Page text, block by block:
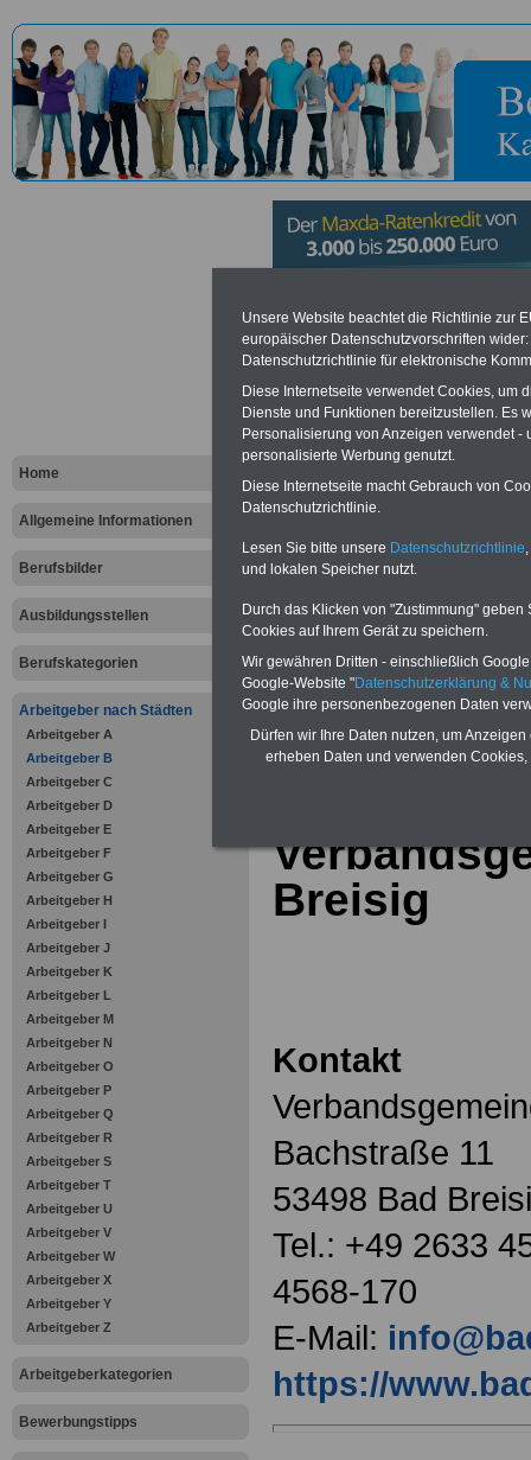
Home
Allgemeine Informationen
Berufsbilder
Ausbildungsstellen
Berufskategorien
Arbeitgeber nach Städten
Arbeitgeber A
Arbeitgeber B
Arbeitgeber C
Arbeitgeber D
Arbeitgeber E
Arbeitgeber F
Arbeitgeber G
Arbeitgeber H
Arbeitgeber I
Arbeitgeber J
Arbeitgeber K
Arbeitgeber L
Arbeitgeber M
Arbeitgeber N
Arbeitgeber O
Arbeitgeber P
Arbeitgeber Q
Arbeitgeber R
Arbeitgeber S
Arbeitgeber T
Arbeitgeber U
Arbeitgeber V
Arbeitgeber W
Arbeitgeber X
Arbeitgeber Y
Arbeitgeber Z
Arbeitgeberkategorien
Bewerbungstipps
Breisig
Vorteile für den öffentlichen
Vergleichen und sparen
Bausparen schon ab 16 Jahren
Berufsunfähigkeitsabsicherung
Online-Vergleich Gesetzliche
Krankenkassen
Krankenversicherung
zurück zur
Breisig
Kontakt
Bachstraße 11
53498 Bad
Tel.: +49 2633
4568-170
E-Mail:
https://
Unsere Website beachtet die Richtlinie zur
europäischer Datenschutzvorschriften
Datenschutzrichtlinie für elektronische
Diese Internetseite verwendet Cookies, um
Dienste und Funktionen bereitzustellen. Es
Personalisierung von Anzeigen verwendet
personalisierte Werbung genutzt.
Diese Internetseite macht Gebrauch von
Datenschutzrichtlinie.
Lesen Sie bitte unsere Datenschutzrichtlinie
und lokalen Speicher nutzt.
Durch das Klicken von "Zustimmung"
Cookies auf Ihrem Gerät zu speichern.
Wir gewähren Dritten - einschließlich
Google-Website "Datenschutzerklärung &
Google ihre personenbezogenen Daten
Dürfen wir Ihre Daten nutzen, um
erheben Daten und verwenden